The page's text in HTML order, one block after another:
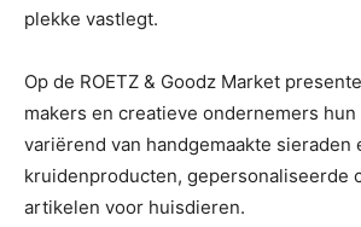
plekke vastlegt.
Op de ROETZ & Goodz Market
makers en creatieve ondernemers
variërend van handgemaakte sieraden
kruidenproducten, gepersonaliseerde
artikelen voor huisdieren.